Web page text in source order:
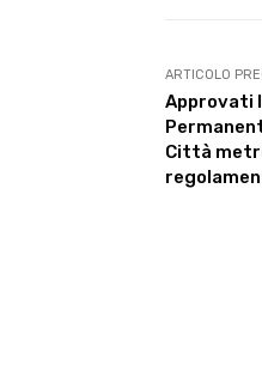
ARTICOLO
Approvati
Città